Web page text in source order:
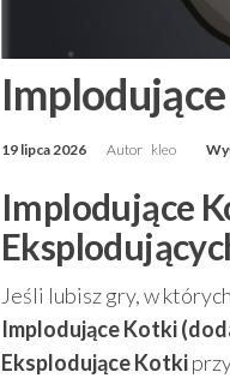
19 lipca 2026 Autor kleo
Implodujące
Jeśli lubisz gry, w
Implodujące Kotki
Eksplodujące Kotki